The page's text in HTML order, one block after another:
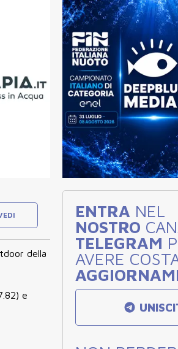
della
e
ENTRA NEL
NOSTRO
TELEGRAM
AVERE